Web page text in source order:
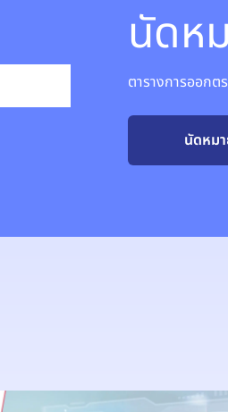
นัดห
ตารางการออก
นัดหม